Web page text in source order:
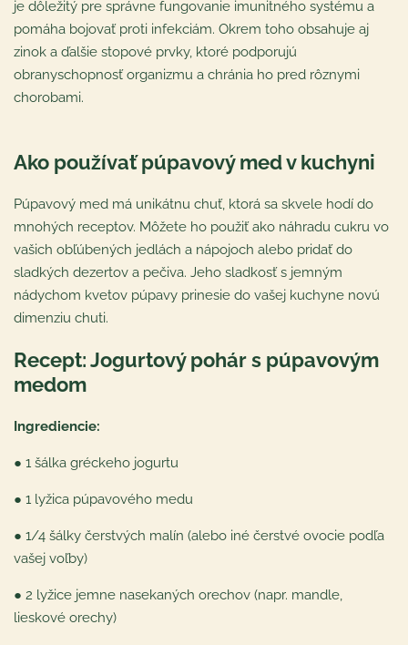
je dôležitý pre správne fungovanie imunitného systému a
pomáha bojovať proti infekciám. Okrem toho obsahuje aj
zinok a ďalšie stopové prvky, ktoré podporujú
obranyschopnosť organizmu a chránia ho pred rôznymi
chorobami.
Ako používať púpavový med v kuchyni
Púpavový med má unikátnu chuť, ktorá sa skvele hodí do
mnohých receptov. Môžete ho použiť ako náhradu cukru vo
vašich obľúbených jedlách a nápojoch alebo pridať do
sladkých dezertov a pečiva. Jeho sladkosť s jemným
nádychom kvetov púpavy prinesie do vašej kuchyne novú
dimenziu chuti.
Recept: Jogurtový pohár s púpavovým
medom
Ingrediencie:
● 1 šálka gréckeho jogurtu
● 1 lyžica púpavového medu
● 1/4 šálky čerstvých malín (alebo iné čerstvé ovocie podľa
vašej voľby)
● 2 lyžice jemne nasekaných orechov (napr. mandle,
lieskové orechy)